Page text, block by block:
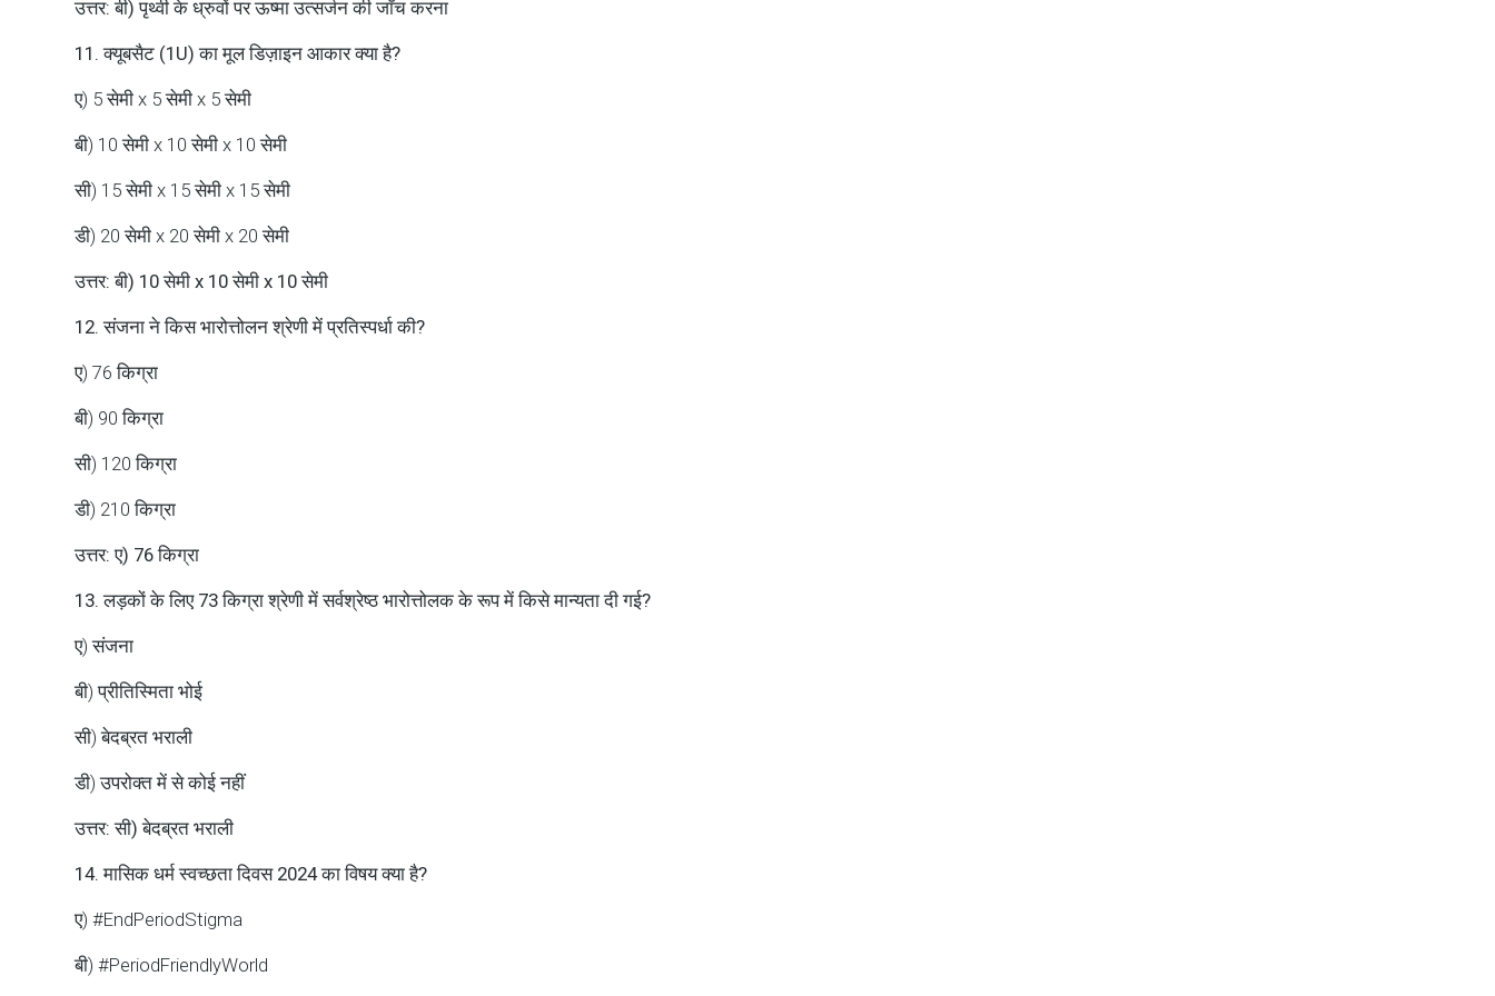
उत्तर: बी) पृथ्वी के ध्रुवों पर ऊष्मा उत्सर्जन की जाँच करना
11. क्यूबसैट (1U) का मूल डिज़ाइन आकार क्या है?
ए) 5 सेमी x 5 सेमी x 5 सेमी
बी) 10 सेमी x 10 सेमी x 10 सेमी
सी) 15 सेमी x 15 सेमी x 15 सेमी
डी) 20 सेमी x 20 सेमी x 20 सेमी
उत्तर: बी) 10 सेमी x 10 सेमी x 10 सेमी
12. संजना ने किस भारोत्तोलन श्रेणी में प्रतिस्पर्धा की?
ए) 76 किग्रा
बी) 90 किग्रा
सी) 120 किग्रा
डी) 210 किग्रा
उत्तर: ए) 76 किग्रा
13. लड़कों के लिए 73 किग्रा श्रेणी में सर्वश्रेष्ठ भारोत्तोलक के रूप में किसे मान्यता दी गई?
ए) संजना
बी) प्रीतिस्मिता भोई
सी) बेदब्रत भराली
डी) उपरोक्त में से कोई नहीं
उत्तर: सी) बेदब्रत भराली
14. मासिक धर्म स्वच्छता दिवस 2024 का विषय क्या है?
ए) #EndPeriodStigma
बी) #PeriodFriendlyWorld